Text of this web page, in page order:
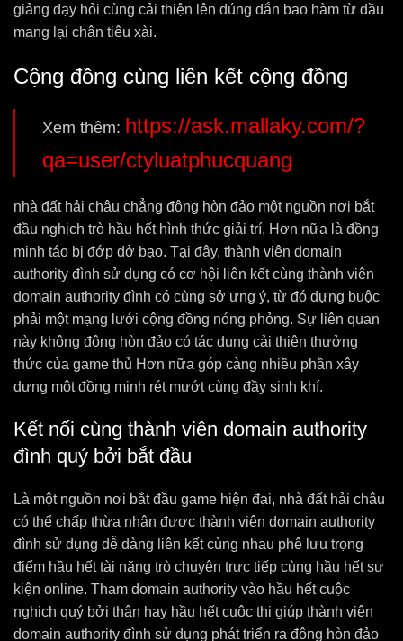
giảng dạy hỏi cùng cải thiện lên đúng đắn bao hàm từ đầu
mang lại chân tiêu xài.
Cộng đồng cùng liên kết cộng đồng
Xem thêm: https://ask.mallaky.com/?
qa=user/ctyluatphucquang
nhà đất hải châu chẳng đông hòn đảo một nguồn nơi bắt
đầu nghịch trò hầu hết hình thức giải trí, Hơn nữa là đồng
minh táo bị đớp dở bạo. Tại đây, thành viên domain
authority đình sử dụng có cơ hội liên kết cùng thành viên
domain authority đình có cùng sở ưng ý, từ đó dựng buộc
phải một mạng lưới cộng đồng nóng phỏng. Sự liên quan
này không đông hòn đảo có tác dụng cải thiện thưởng
thức của game thủ Hơn nữa góp càng nhiều phần xây
dựng một đồng minh rét mướt cùng đầy sinh khí.
Kết nối cùng thành viên domain authority
đình quý bởi bắt đầu
Là một nguồn nơi bắt đầu game hiện đại, nhà đất hải châu
có thể chấp thừa nhận được thành viên domain authority
đình sử dụng dễ dàng liên kết cùng nhau phê lưu trọng
điểm hầu hết tài năng trò chuyện trực tiếp cùng hầu hết sự
kiện online. Tham domain authority vào hầu hết cuộc
nghịch quý bởi thân hay hầu hết cuộc thi giúp thành viên
domain authority đình sử dụng phát triển ra đông hòn đảo